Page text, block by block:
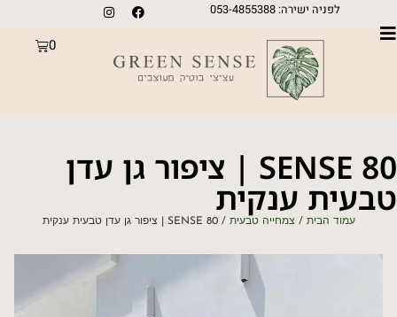
לפניה ישירה: 053-4855388
0
SENSE 80 | ציפור גן עדן
טבעית ענקית
עמוד הבית / צמחייה טבעית / SENSE 80 | ציפור גן עדן טבעית ענקית